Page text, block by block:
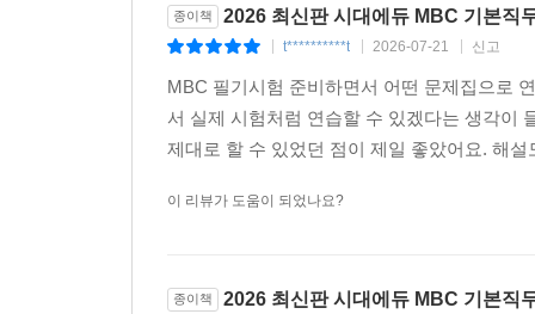
종이책 2026 최신판 시대에듀 MBC 기본직
t**********t 2026-07-21 신고
MBC 필기시험 준비하면서 어떤 문제집으로
서 실제 시험처럼 연습할 수 있겠다는 생각이
제대로 할 수 있었던 점이 제일 좋았어요. 해
이 리뷰가 도움이 되었나요?
종이책 2026 최신판 시대에듀 MBC 기본직